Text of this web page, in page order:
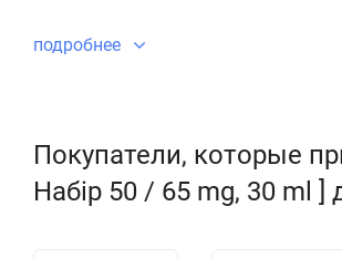
подробнее
Покупатели, которые
Набір 50 / 65 mg, 30 ml ]